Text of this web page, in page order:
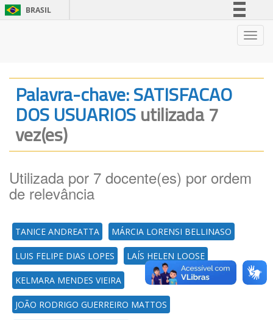
BRASIL
Legislação
Canais
Palavra-chave: SATISFACAO
DOS USUARIOSutilizada 7
vez(es)
Utilizada por 7 docente(es) por ordem
de relevância
TANICE ANDREATTA MÁRCIA LORENSI BELLINASO
LUIS FELIPE DIAS LOPES LAÍS HELEN LOOSE
KELMARA MENDES VIEIRA
JOÃO RODRIGO GUERREIRO MATTOS